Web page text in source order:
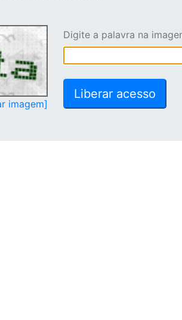
imagem]
Digite a palavra na